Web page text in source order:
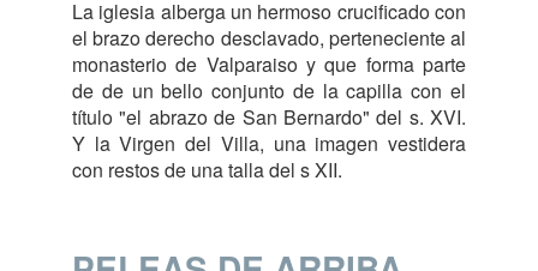
La iglesia alberga un hermoso crucificado con
el brazo derecho desclavado, perteneciente al
monasterio de Valparaiso y que forma parte
de de un bello conjunto de la capilla con el
título "el abrazo de San Bernardo" del s. XVI.
Y la Virgen del Villa, una imagen vestidera
con restos de una talla del s XII.